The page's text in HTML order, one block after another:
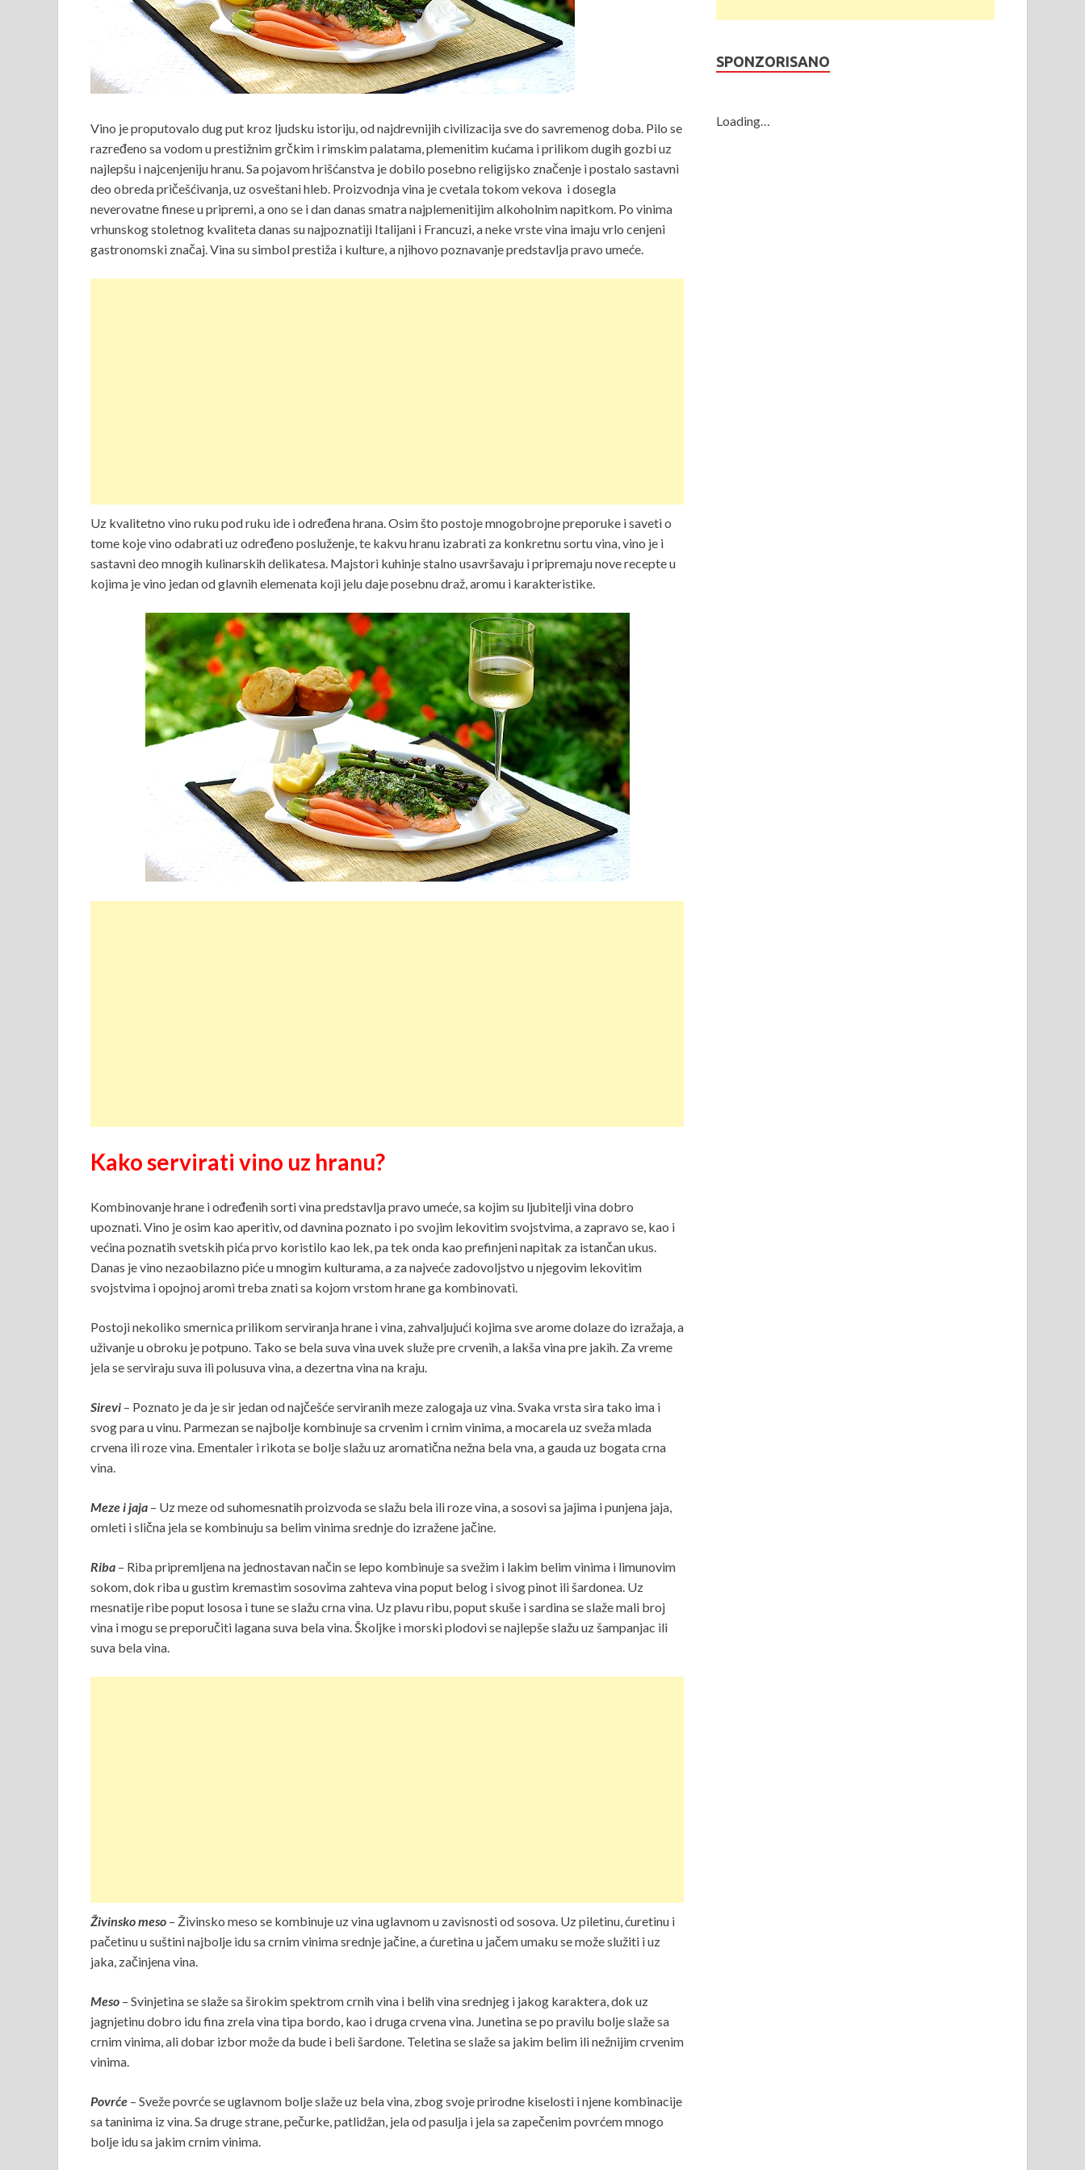
Vino je proputovalo dug put kroz ljudsku istoriju, od najdrevnijih civilizacija sve do savremenog doba. Pilo se
razređeno sa vodom u prestižnim grčkim i rimskim palatama, plemenitim kućama i prilikom dugih gozbi uz
najlepšu i najcenjeniju hranu. Sa pojavom hrišćanstva je dobilo posebno religijsko značenje i postalo sastavni
deo obreda pričešćivanja, uz osveštani hleb. Proizvodnja vina je cvetala tokom vekova i dosegla
neverovatne finese u pripremi, a ono se i dan danas smatra najplemenitijim alkoholnim napitkom. Po vinima
vrhunskog stoletnog kvaliteta danas su najpoznatiji Italijani i Francuzi, a neke vrste vina imaju vrlo cenjeni
gastronomski značaj. Vina su simbol prestiža i kulture, a njihovo poznavanje predstavlja pravo umeće.
Uz kvalitetno vino ruku pod ruku ide i određena hrana. Osim što postoje mnogobrojne preporuke i saveti o
tome koje vino odabrati uz određeno posluženje, te kakvu hranu izabrati za konkretnu sortu vina, vino je i
sastavni deo mnogih kulinarskih delikatesa. Majstori kuhinje stalno usavršavaju i pripremaju nove recepte u
kojima je vino jedan od glavnih elemenata koji jelu daje posebnu draž, aromu i karakteristike.
Kako servirati vino uz hranu?
Kombinovanje hrane i određenih sorti vina predstavlja pravo umeće, sa kojim su ljubitelji vina dobro
upoznati. Vino je osim kao aperitiv, od davnina poznato i po svojim lekovitim svojstvima, a zapravo se, kao i
većina poznatih svetskih pića prvo koristilo kao lek, pa tek onda kao prefinjeni napitak za istančan ukus.
Danas je vino nezaobilazno piće u mnogim kulturama, a za najveće zadovoljstvo u njegovim lekovitim
svojstvima i opojnoj aromi treba znati sa kojom vrstom hrane ga kombinovati.
Postoji nekoliko smernica prilikom serviranja hrane i vina, zahvaljujući kojima sve arome dolaze do izražaja, a
uživanje u obroku je potpuno. Tako se bela suva vina uvek služe pre crvenih, a lakša vina pre jakih. Za vreme
jela se serviraju suva ili polusuva vina, a dezertna vina na kraju.
Sirevi – Poznato je da je sir jedan od najčešće serviranih meze zalogaja uz vina. Svaka vrsta sira tako ima i
svog para u vinu. Parmezan se najbolje kombinuje sa crvenim i crnim vinima, a mocarela uz sveža mlada
crvena ili roze vina. Ementaler i rikota se bolje slažu uz aromatična nežna bela vna, a gauda uz bogata crna
vina.
Meze i jaja – Uz meze od suhomesnatih proizvoda se slažu bela ili roze vina, a sosovi sa jajima i punjena jaja,
omleti i slična jela se kombinuju sa belim vinima srednje do izražene jačine.
Riba – Riba pripremljena na jednostavan način se lepo kombinuje sa svežim i lakim belim vinima i limunovim
sokom, dok riba u gustim kremastim sosovima zahteva vina poput belog i sivog pinot ili šardonea. Uz
mesnatije ribe poput lososa i tune se slažu crna vina. Uz plavu ribu, poput skuše i sardina se slaže mali broj
vina i mogu se preporučiti lagana suva bela vina. Školjke i morski plodovi se najlepše slažu uz šampanjac ili
suva bela vina.
Živinsko meso – Živinsko meso se kombinuje uz vina uglavnom u zavisnosti od sosova. Uz piletinu, ćuretinu i
pačetinu u suštini najbolje idu sa crnim vinima srednje jačine, a ćuretina u jačem umaku se može služiti i uz
jaka, začinjena vina.
Meso – Svinjetina se slaže sa širokim spektrom crnih vina i belih vina srednjeg i jakog karaktera, dok uz
jagnjetinu dobro idu fina zrela vina tipa bordo, kao i druga crvena vina. Junetina se po pravilu bolje slaže sa
crnim vinima, ali dobar izbor može da bude i beli šardone. Teletina se slaže sa jakim belim ili nežnijim crvenim
vinima.
Povrće – Sveže povrće se uglavnom bolje slaže uz bela vina, zbog svoje prirodne kiselosti i njene kombinacije
sa taninima iz vina. Sa druge strane, pečurke, patlidžan, jela od pasulja i jela sa zapečenim povrćem mnogo
bolje idu sa jakim crnim vinima.
SPONZORISANO
Loading…